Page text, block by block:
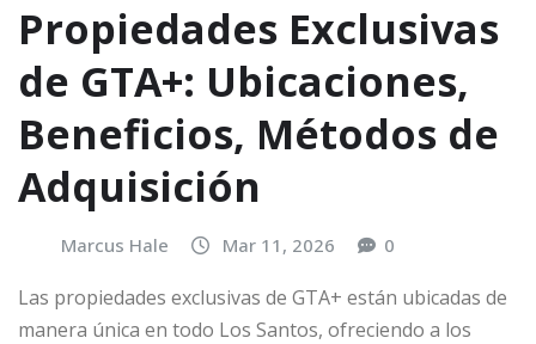
Propiedades Exclusivas
de GTA+: Ubicaciones,
Beneficios, Métodos de
Adquisición
Marcus Hale Mar 11, 2026 0
Las propiedades exclusivas de GTA+ están ubicadas de
manera única en todo Los Santos, ofreciendo a los